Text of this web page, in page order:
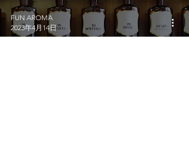
FUN AROMA
2023年4月14日